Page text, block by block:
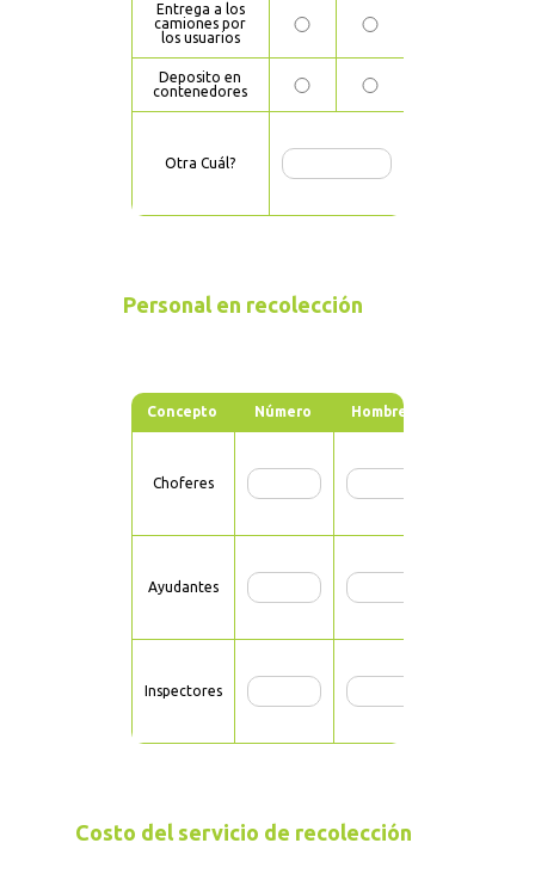
Entrega a los
camiones por
los usuarios
Deposito en
contenedores
Otra Cuál?
Personal en recolección
Concepto Número Hombres
Choferes
Ayudantes
Inspectores
Costo del servicio de recolección